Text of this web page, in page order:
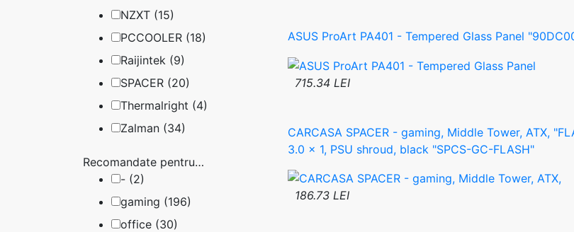
NZXT (15)
PCCOOLER (18)
Raijintek (9)
SPACER (20)
Thermalright (4)
Zalman (34)
Recomandate pentru…
- (2)
gaming (196)
office (30)
ASUS ProArt PA401 - Tempered Glass Panel
715.34 LEI
CARCASA SPACER - gaming, Middle Tower, ATX,
3.0 x 1, PSU shroud, black "SPCS-GC-FLASH"
186.73 LEI